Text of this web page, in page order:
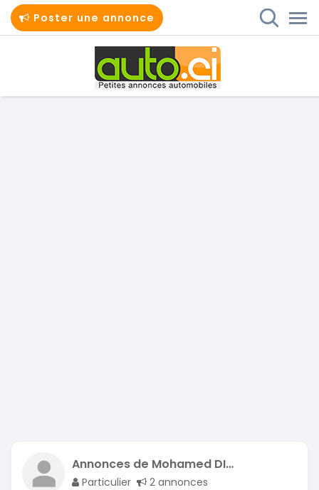
Poster une annonce
Annonces de Mohamed DIALLO
Particulier 2 annonces